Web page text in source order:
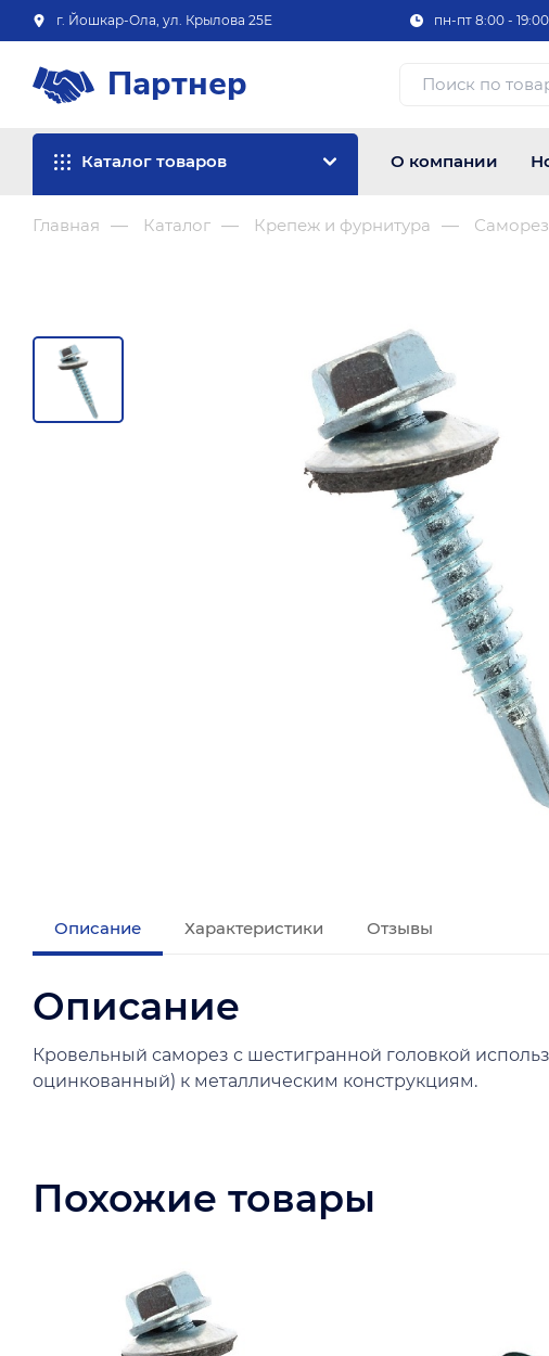
г. Йошкар-Ола, ул. Крылова 25Е пн-пт 8:00 -
Партнер
Каталог товаров О компании
Главная Каталог Крепеж и фурнитура
Описание Характеристики Отзывы
Описание
Кровельный саморез с шестигранной головкой
оцинкованный) к металлическим конструкциям.
Похожие товары